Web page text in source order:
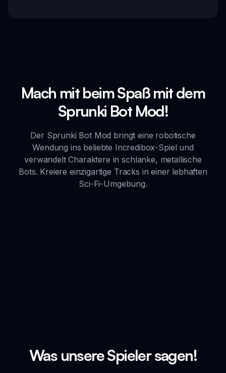
Mach mit beim Spaß mit dem
Sprunki Bot Mod!
Der Sprunki Bot Mod bringt eine robotische
Wendung ins beliebte Incredibox-Spiel und
verwandelt Charaktere in schlanke, metallische
Bots. Kreiere einzigartige Tracks in einer lebhaften
Sci-Fi-Umgebung.
Was unsere Spieler sagen!